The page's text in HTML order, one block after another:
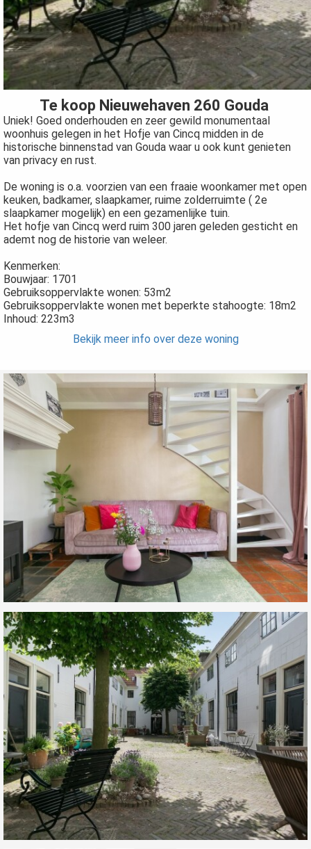
Te koop Nieuwehaven 260 Gouda
Uniek! Goed onderhouden en zeer gewild monumentaal
woonhuis gelegen in het Hofje van Cincq midden in de
historische binnenstad van Gouda waar u ook kunt genieten
van privacy en rust.
De woning is o.a. voorzien van een fraaie woonkamer met open
keuken, badkamer, slaapkamer, ruime zolderruimte ( 2e
slaapkamer mogelijk) en een gezamenlijke tuin.
Het hofje van Cincq werd ruim 300 jaren geleden gesticht en
ademt nog de historie van weleer.
Kenmerken:
Bouwjaar: 1701
Gebruiksoppervlakte wonen: 53m2
Gebruiksoppervlakte wonen met beperkte stahoogte: 18m2
Inhoud: 223m3
Bekijk meer info over deze woning
de
Hierdoor
website-
van